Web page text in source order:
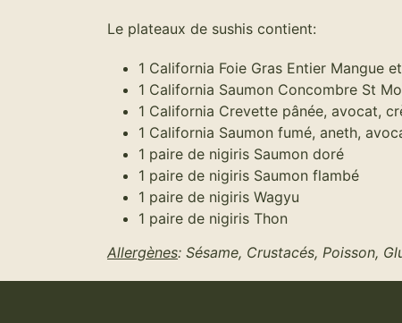
Le plateaux de sushis contient:
1 California Foie Gras Entier Mangue
1 California Saumon Concombre St
1 California Crevette pânée, avocat,
1 California Saumon fumé, aneth,
1 paire de nigiris Saumon doré
1 paire de nigiris Saumon flambé
1 paire de nigiris Wagyu
1 paire de nigiris Thon
Allergènes: Sésame, Crustacés, Poisson,